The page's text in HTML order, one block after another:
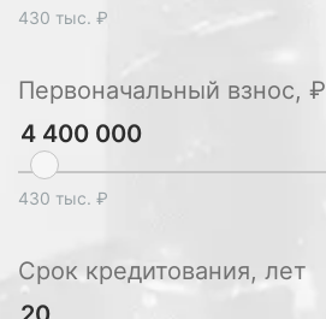
430 тыс. ₽
Первоначальный взнос, ₽
430 тыс. ₽
Срок кредитования, лет